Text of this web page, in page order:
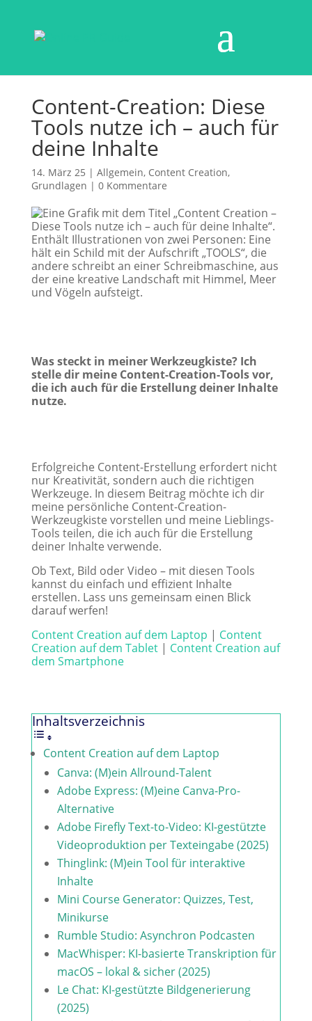
Content-Creation: Diese
Tools nutze ich – auch für
deine Inhalte
14. März 25 | Allgemein, Content Creation,
Grundlagen | 0 Kommentare
Was steckt in meiner Werkzeugkiste? Ich
stelle dir meine Content-Creation-Tools vor,
die ich auch für die Erstellung deiner Inhalte
nutze.
Erfolgreiche Content-Erstellung erfordert nicht
nur Kreativität, sondern auch die richtigen
Werkzeuge. In diesem Beitrag möchte ich dir
meine persönliche Content-Creation-
Werkzeugkiste vorstellen und meine Lieblings-
Tools teilen, die ich auch für die Erstellung
deiner Inhalte verwende.
Ob Text, Bild oder Video – mit diesen Tools
kannst du einfach und effizient Inhalte
erstellen. Lass uns gemeinsam einen Blick
darauf werfen!
Content Creation auf dem Laptop | Content
Creation auf dem Tablet| Content Creation auf
dem Smartphone
Inhaltsverzeichnis
Content Creation auf dem Laptop
Canva: (M)ein Allround-Talent
Adobe Express: (M)eine Canva-Pro-
Alternative
Adobe Firefly Text-to-Video: KI-gestützte
Videoproduktion per Texteingabe (2025)
Thinglink: (M)ein Tool für interaktive
Inhalte
Mini Course Generator: Quizzes, Test,
Minikurse
Rumble Studio: Asynchron Podcasten
MacWhisper: KI-basierte Transkription für
macOS – lokal & sicher (2025)
Le Chat: KI-gestützte Bildgenerierung
(2025)